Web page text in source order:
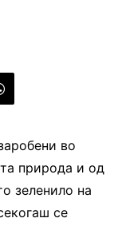
во
природа и од
зеленило на
се